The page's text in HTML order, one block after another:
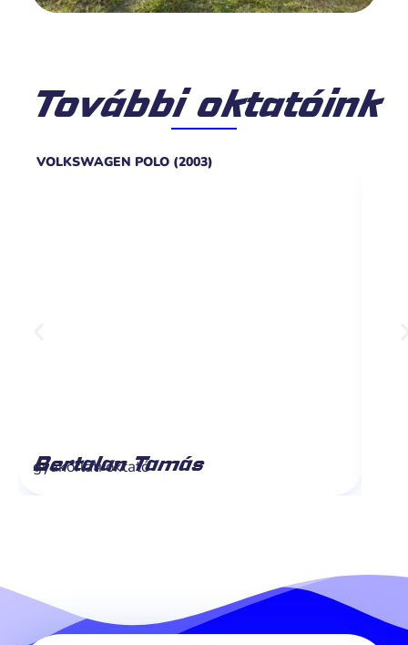
További oktatóink
VOLKSWAGEN POLO (2003)
Bertalan Tamás
gyakorlati oktató